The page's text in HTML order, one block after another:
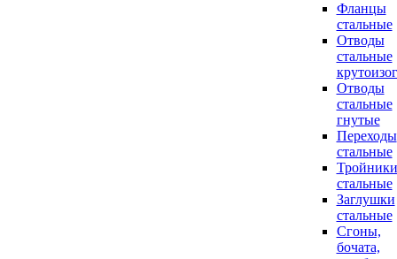
Фланцы
стальные
Отводы
стальные
Отводы
стальные
гнутые
Переходы
стальные
Тройники
стальные
Заглушки
стальные
Сгоны,
бочата,